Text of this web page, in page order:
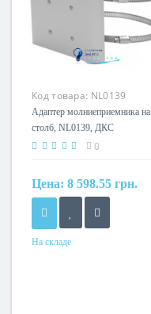
Код товара: NL0139
Адаптер молниеприемника на
столб, NL0139, ДКС
0
Цена: 8 598.55 грн.
На складе